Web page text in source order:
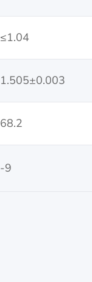
≤1.04
1.505±0.003
68.2
-9